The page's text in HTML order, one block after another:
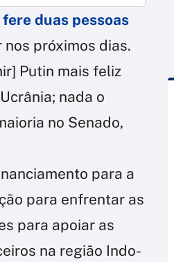
duas pessoas
próximos dias.
Putin mais feliz
nada o
no Senado,
para a
para enfrentar as
para apoiar as
na região Indo-